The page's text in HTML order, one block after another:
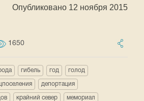
Опубликовано 12 ноября 2015
1650
гибель год голод
депортация
крайний север мемориал